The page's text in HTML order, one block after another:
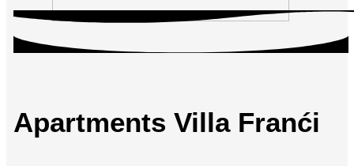
Apartments Villa Franći